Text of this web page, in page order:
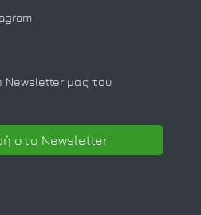
Newsletter μας του
στο Newsletter